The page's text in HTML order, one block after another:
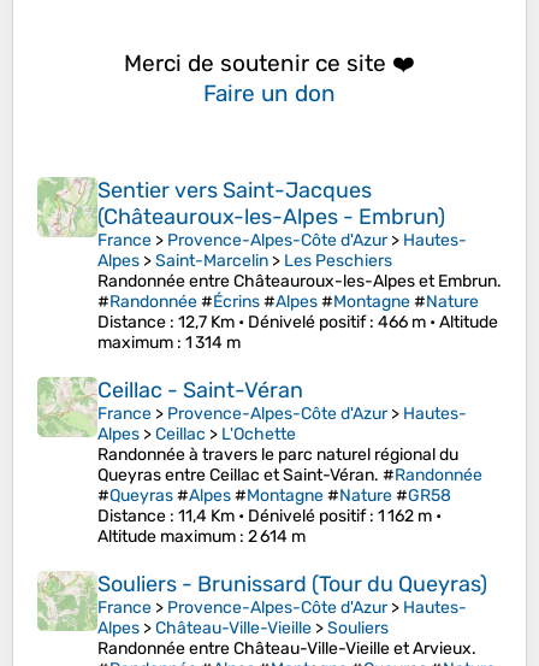
Merci de soutenir ce site ❤️
Faire un don
Sentier vers Saint-Jacques
(Châteauroux-les-Alpes - Embrun)
France > Provence-Alpes-Côte d'Azur> Hautes-
Alpes >Saint-Marcelin > Les Peschiers
Randonnée entre Châteauroux-les-Alpes et Embrun.
#Randonnée#Écrins#Alpes#Montagne#Nature
Distance : 12,7 Km • Dénivelé positif: 466 m •Altitude
maximum : 1 314 m
Ceillac - Saint-Véran
France > Provence-Alpes-Côte d'Azur> Hautes-
Alpes >Ceillac > L'Ochette
Randonnée à travers le parc naturel régional du
Queyras entre Ceillac et Saint-Véran. #Randonnée
#Queyras#Alpes#Montagne#Nature#GR58
Distance : 11,4 Km • Dénivelé positif: 1 162 m •
Altitude maximum : 2 614 m
Souliers - Brunissard (Tour du Queyras)
France > Provence-Alpes-Côte d'Azur> Hautes-
Alpes >Château-Ville-Vieille >Souliers
Randonnée entre Château-Ville-Vieille et Arvieux.